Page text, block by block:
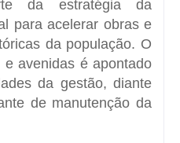
da estratégia da
para acelerar obras e
da população. O
avenidas é apontado
da gestão, diante
de manutenção da